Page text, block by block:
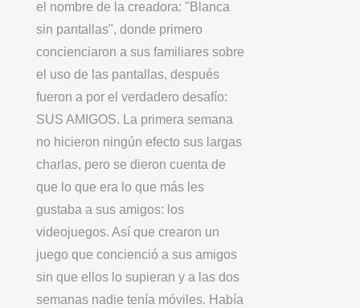
el nombre de la creadora: "Blanca
sin pantallas", donde primero
concienciaron a sus familiares sobre
el uso de las pantallas, después
fueron a por el verdadero desafío:
SUS AMIGOS. La primera semana
no hicieron ningún efecto sus largas
charlas, pero se dieron cuenta de
que lo que era lo que más les
gustaba a sus amigos: los
videojuegos. Así que crearon un
juego que concienció a sus amigos
sin que ellos lo supieran y a las dos
semanas nadie tenía móviles. Había